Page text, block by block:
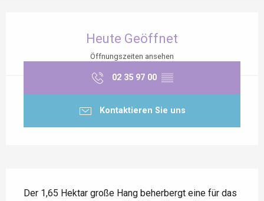
Heute Geöffnet
Öffnungszeiten ansehen
02 35 97 00 ▒▒
Kontaktieren Sie uns
Der 1,65 Hektar große Hang beherbergt eine für das